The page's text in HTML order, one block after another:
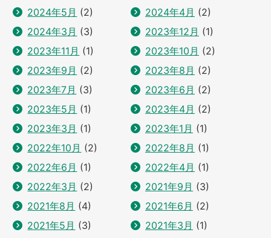
2024年5月 (2) 2024年4月 (2)
2024年3月 (3) 2023年12月 (1)
2023年11月 (1) 2023年10月 (2)
2023年9月 (2) 2023年8月 (2)
2023年7月 (3) 2023年6月 (2)
2023年5月 (1) 2023年4月 (2)
2023年3月 (1) 2023年1月 (1)
2022年10月 (2) 2022年8月 (1)
2022年6月 (1) 2022年4月 (1)
2022年3月 (2) 2021年9月 (3)
2021年8月 (4) 2021年6月 (2)
2021年5月 (3) 2021年3月 (1)